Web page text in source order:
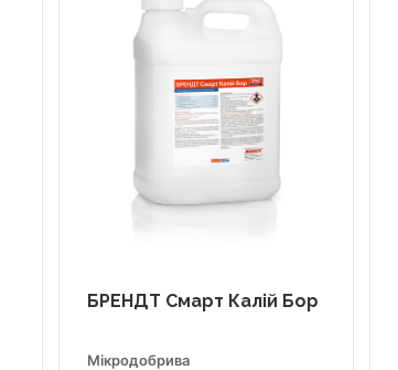
БРЕНДТ Смарт Калій Бор
Мікродобрива